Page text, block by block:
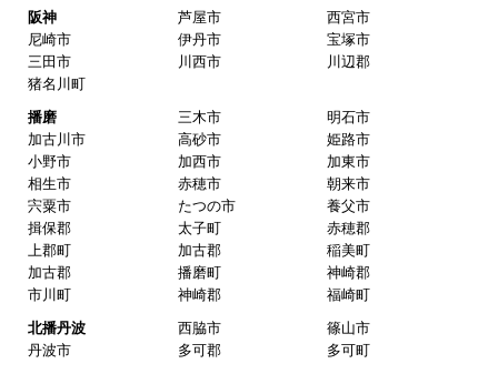
阪神
芦屋市
西宮市
尼崎市
伊丹市
宝塚市
三田市
川西市
川辺郡
猪名川町
播磨
三木市
明石市
加古川市
高砂市
姫路市
小野市
加西市
加東市
相生市
赤穂市
朝来市
宍粟市
たつの市
養父市
揖保郡
太子町
赤穂郡
上郡町
加古郡
稲美町
加古郡
播磨町
神崎郡
市川町
神崎郡
福崎町
北播丹波
西脇市
篠山市
丹波市
多可郡
多可町